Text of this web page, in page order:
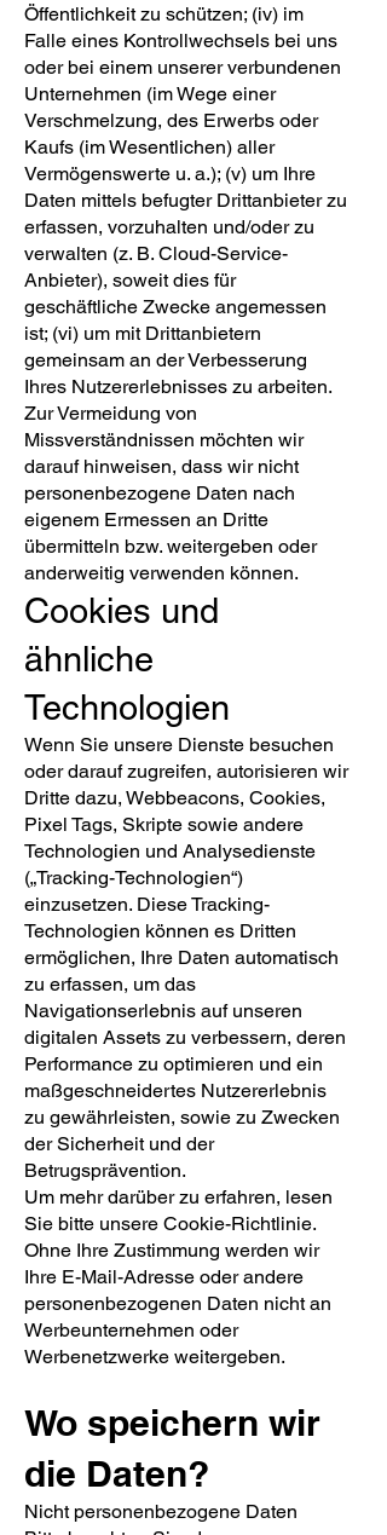
Öffentlichkeit zu schützen; (iv) im
Falle eines Kontrollwechsels bei uns
oder bei einem unserer verbundenen
Unternehmen (im Wege einer
Verschmelzung, des Erwerbs oder
Kaufs (im Wesentlichen) aller
Vermögenswerte u. a.); (v) um Ihre
Daten mittels befugter Drittanbieter zu
erfassen, vorzuhalten und/oder zu
verwalten (z. B. Cloud-Service-
Anbieter), soweit dies für
geschäftliche Zwecke angemessen
ist; (vi) um mit Drittanbietern
gemeinsam an der Verbesserung
Ihres Nutzererlebnisses zu arbeiten.
Zur Vermeidung von
Missverständnissen möchten wir
darauf hinweisen, dass wir nicht
personenbezogene Daten nach
eigenem Ermessen an Dritte
übermitteln bzw. weitergeben oder
anderweitig verwenden können.
Cookies und
ähnliche
Technologien
Wenn Sie unsere Dienste besuchen
oder darauf zugreifen, autorisieren wir
Dritte dazu, Webbeacons, Cookies,
Pixel Tags, Skripte sowie andere
Technologien und Analysedienste
(„Tracking-Technologien“)
einzusetzen. Diese Tracking-
Technologien können es Dritten
ermöglichen, Ihre Daten automatisch
zu erfassen, um das
Navigationserlebnis auf unseren
digitalen Assets zu verbessern, deren
Performance zu optimieren und ein
maßgeschneidertes Nutzererlebnis
zu gewährleisten, sowie zu Zwecken
der Sicherheit und der
Betrugsprävention.
Um mehr darüber zu erfahren, lesen
Sie bitte unsere Cookie-Richtlinie.
Ohne Ihre Zustimmung werden wir
Ihre E-Mail-Adresse oder andere
personenbezogenen Daten nicht an
Werbeunternehmen oder
Werbenetzwerke weitergeben.
Wo speichern wir
die Daten?
Nicht personenbezogene Daten